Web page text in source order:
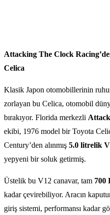
Attacking The Clock
Celica
Klasik Japon otomobillerinin
zorlayan bu Celica, otomobil
bırakıyor. Florida merkezli
ekibi, 1976 model bir Toyota
Century’den alınmış 5.0 litrelik
yepyeni bir soluk getirmiş.
Üstelik bu V12 canavar, tam 700
kadar çevirebiliyor. Aracın
giriş sistemi, performansı kadar